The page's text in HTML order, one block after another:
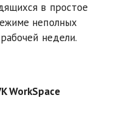
в простое
неполных
недели.
WorkSpace